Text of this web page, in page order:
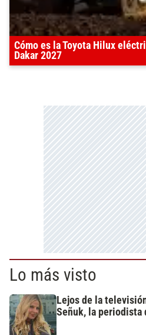
Cómo es la Toyota Hilux
Dakar 2027
Lo más visto
Lejos de la
Señuk, la periodista